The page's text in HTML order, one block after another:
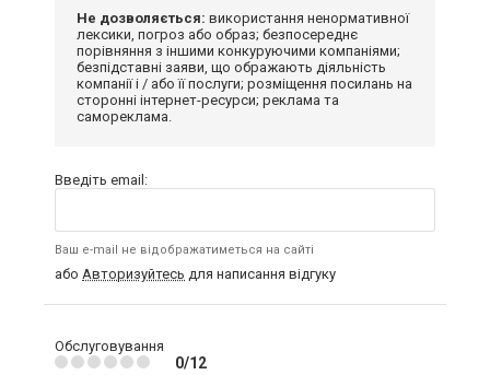
Не дозволяється: використання ненормативної
лексики, погроз або образ; безпосереднє
порівняння з іншими конкуруючими компаніями;
безпідставні заяви, що ображають діяльність
компанії і / або її послуги; розміщення посилань на
сторонні інтернет-ресурси; реклама та
самореклама.
Введіть email:
Ваш e-mail не відображатиметься на сайті
або Авторизуйтесь для написання відгуку
Обслуговування
0/12